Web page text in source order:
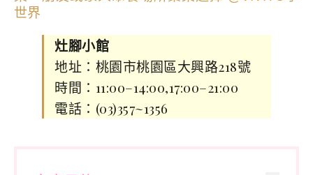
灶腳小館
地址：桃園市桃園區大興路218號
時間：11:00–14:00,17:00–21:00
電話：(03)357~1356